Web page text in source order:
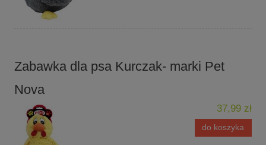
Zabawka dla psa Kurczak- marki Pet
Nova
37,99 zł
do koszyka